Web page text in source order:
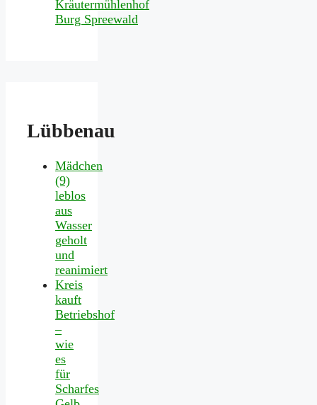
Lübbenau
Mädchen
(9)
leblos
aus
Wasser
geholt
und
reanimiert
Kreis
kauft
Betriebshof
–
wie
es
für
Scharfes